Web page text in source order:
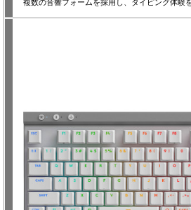
複数の音響フォームを採用し、タイピング体験